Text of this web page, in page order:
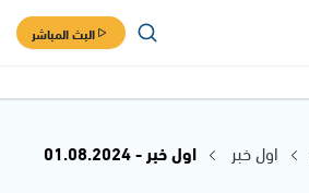
البث المباشر
اول خبر
اول خبر - 01.08.2024